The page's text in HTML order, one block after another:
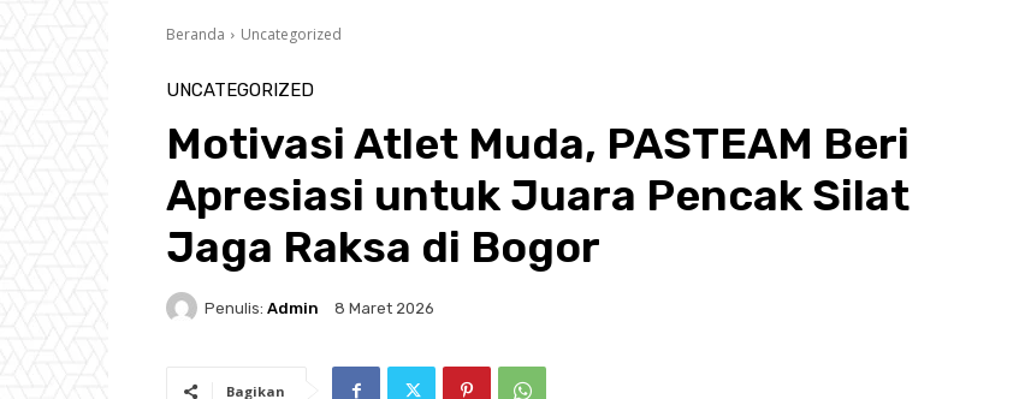
Beranda Uncategorized
UNCATEGORIZED
Motivasi Atlet Muda, PASTEAM Beri
Apresiasi untuk Juara Pencak Silat
Jaga Raksa di Bogor
Penulis: Admin 8 Maret 2026
Bagikan